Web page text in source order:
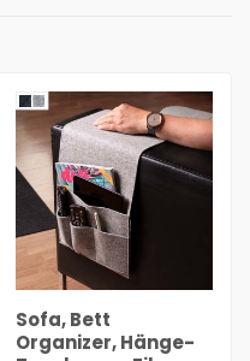
Sofa, Bett
Organizer, Hänge-